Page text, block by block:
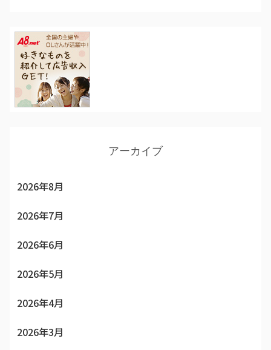
アーカイブ
2026年8月
2026年7月
2026年6月
2026年5月
2026年4月
2026年3月